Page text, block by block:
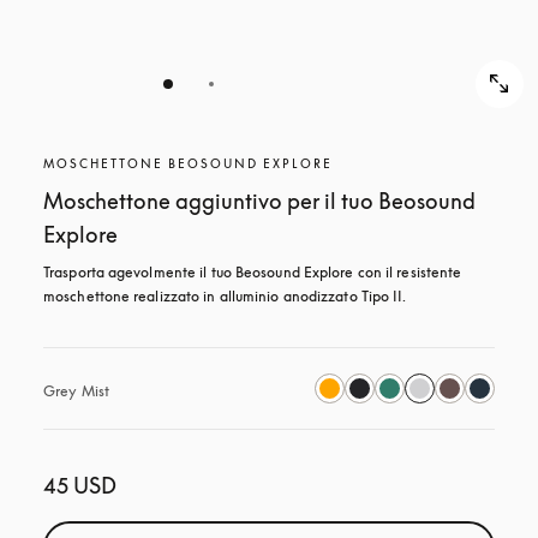
MOSCHETTONE BEOSOUND EXPLORE
Moschettone aggiuntivo per il tuo Beosound
Explore
Trasporta agevolmente il tuo Beosound Explore con il resistente
moschettone realizzato in alluminio anodizzato Tipo II.
Grey Mist
45 USD